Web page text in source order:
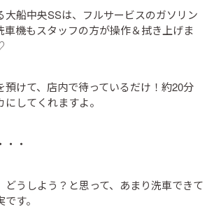
大船中央SSは、フルサービスのガソリン
車機もスタッフの方が操作＆拭き上げま
預けて、店内で待っているだけ！約20分
してくれますよ。
・
どうしよう？と思って、あまり洗車できて
す。